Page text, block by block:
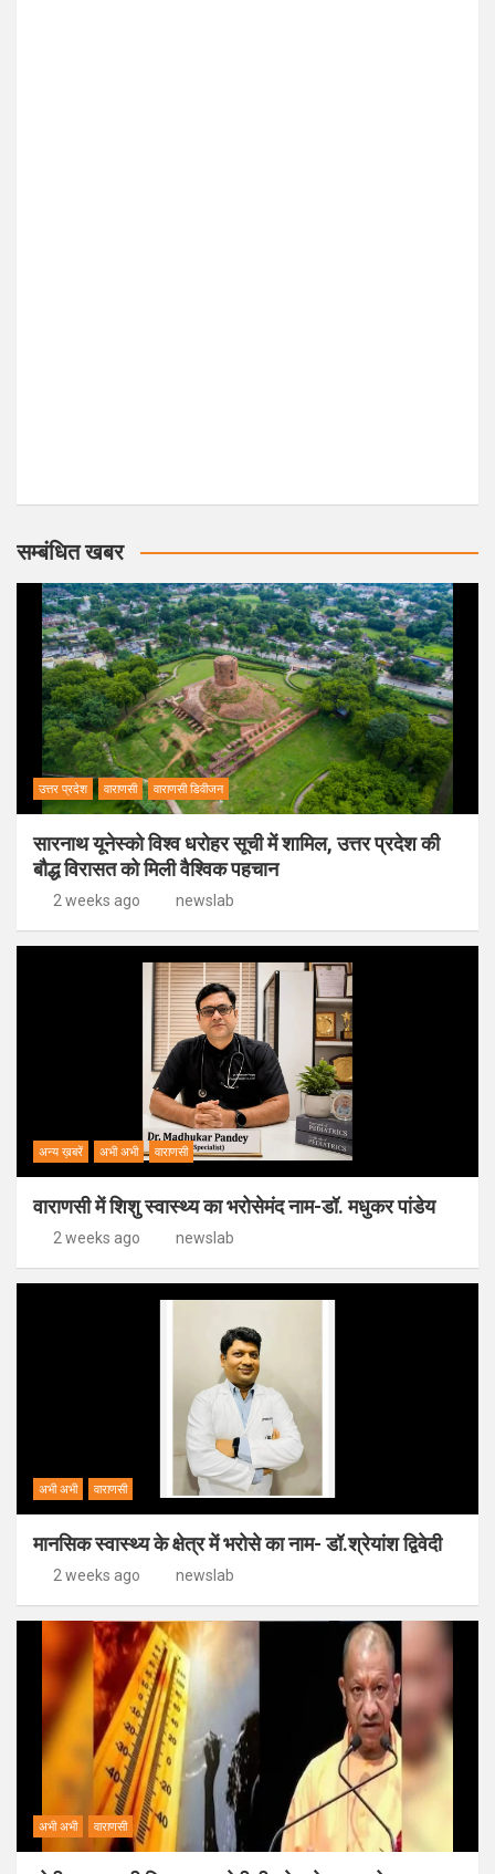
सम्बंधित खबर
उत्तर प्रदेश वाराणसी वाराणसी डिवीजन
सारनाथ यूनेस्को विश्व धरोहर सूची में शामिल, उत्तर प्रदेश की
बौद्ध विरासत को मिली वैश्विक पहचान
2 weeks ago newslab
अन्य ख़बरें अभी अभी वाराणसी
वाराणसी में शिशु स्वास्थ्य का भरोसेमंद नाम-डॉ. मधुकर पांडेय
2 weeks ago newslab
अभी अभी वाराणसी
मानसिक स्वास्थ्य के क्षेत्र में भरोसे का नाम- डॉ.श्रेयांश द्विवेदी
2 weeks ago newslab
अभी अभी वाराणसी